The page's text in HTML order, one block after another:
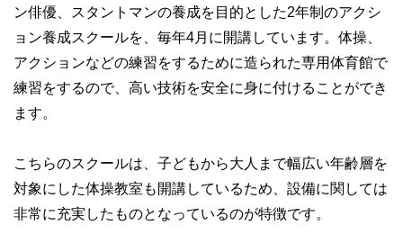
ン俳優、スタントマンの養成を目的とした2年制のアクシ
ョン養成スクールを、毎年4月に開講しています。体操、
アクションなどの練習をするために造られた専用体育館で
練習をするので、高い技術を安全に身に付けることができ
ます。
こちらのスクールは、子どもから大人まで幅広い年齢層を
対象にした体操教室も開講しているため、設備に関しては
非常に充実したものとなっているのが特徴です。